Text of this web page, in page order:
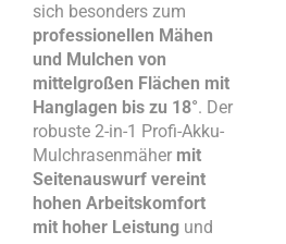
sich besonders zum
professionellen Mähen
und Mulchen von
mittelgroßen Flächen mit
Hanglagen bis zu 18°. Der
robuste 2-in-1 Profi-Akku-
Mulchrasenmäher mit
Seitenauswurf vereint
hohen Arbeitskomfort
mit hoher Leistung und